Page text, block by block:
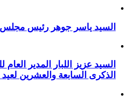
السيد ياسر جوهر رئيس مجلس مقاطعة
السيد عزيز اللبار المدير
الذكرى السابعة والعشرين